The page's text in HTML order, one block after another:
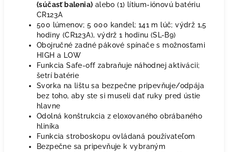
(súčasť balenia) alebo (1) lítium-iónovú batériu
CR123A
500 lúmenov; 5 000 kandel; 141 m lúč; výdrž 1,5
hodiny (CR123A), výdrž 1 hodinu (SL-B9)
Obojručné zadné pákové spínače s možnosťami
HIGH a LOW
Funkcia Safe-off zabraňuje náhodnej aktivácii;
šetrí batérie
Svorka na lištu sa bezpečne pripevňuje/odpája
bez toho, aby ste si museli dať ruky pred ústie
hlavne
Odolná konštrukcia z eloxovaného obrábaného
hliníka
Funkcia stroboskopu ovládaná používateľom
Bezpečne sa pripevňuje k vybraným